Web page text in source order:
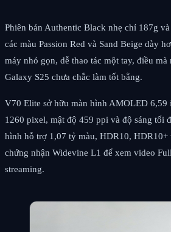
Phiên bản Authentic Black nhẹ chỉ 187g
các màu Passion Red và Sand Beige dày
máy nhỏ gọn, dễ thao tác một tay, điều
Galaxy S25 chưa chắc làm tốt bằng.
V70 Elite sở hữu màn hình AMOLED 6,59
1260 pixel, mật độ 459 ppi và độ sáng tối
hình hỗ trợ 1,07 tỷ màu, HDR10,
chứng nhận Widevine L1 để xem video
streaming.